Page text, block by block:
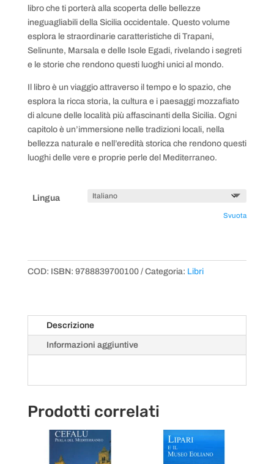
libro che ti porterà alla scoperta delle bellezze
ineguagliabili della Sicilia occidentale. Questo volume
esplora le straordinarie caratteristiche di Trapani,
Selinunte, Marsala e delle Isole Egadi, rivelando i segreti
e le storie che rendono questi luoghi unici al mondo.
Il libro è un viaggio attraverso il tempo e lo spazio, che
esplora la ricca storia, la cultura e i paesaggi mozzafiato
di alcune delle località più affascinanti della Sicilia. Ogni
capitolo è un’immersione nelle tradizioni locali, nella
bellezza naturale e nell’eredità storica che rendono questi
luoghi delle vere e proprie perle del Mediterraneo.
Lingua
Svuota
Selinunte,
Marsala,
Perle
di
Sicilia
COD: ISBN: 9788839700100 Categoria: Libri
Descrizione
Informazioni aggiuntive
Prodotti correlati